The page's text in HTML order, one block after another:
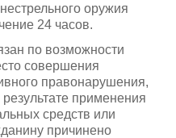
оружия
24 часов.
по возможности
совершения
правонарушения,
применения
средств или
причинено